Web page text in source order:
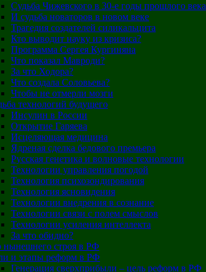
Судьба Чижевского в 30-е годы прошлого века
И судьба новаторов в новом веке
Трагедия создателей силикальцита
Кто выводит науку из кризиса?
Программа Сергея Кургиняна
Что показал Мавроди?
За что Ходора?
Что создала Соловьева?
Чтобы не отмерли мозги
технологий будущего
Инсулин в России
Открытие Гаряева
Исцеляющая медицина
Ядреная сделка бедового премьера
Русская генетика и волновые технологии
Технологии управления погодой
Технология психозондирования
Технология ясновидения
Технологии внедрения в сознание
Технологии связи с полем смыслов
Технологии усиления интеллекта
За что обидно?
нынешнего строя в РФ
и этапы реформ в РФ
Генерация сверхприбыли – цель реформ в РФ